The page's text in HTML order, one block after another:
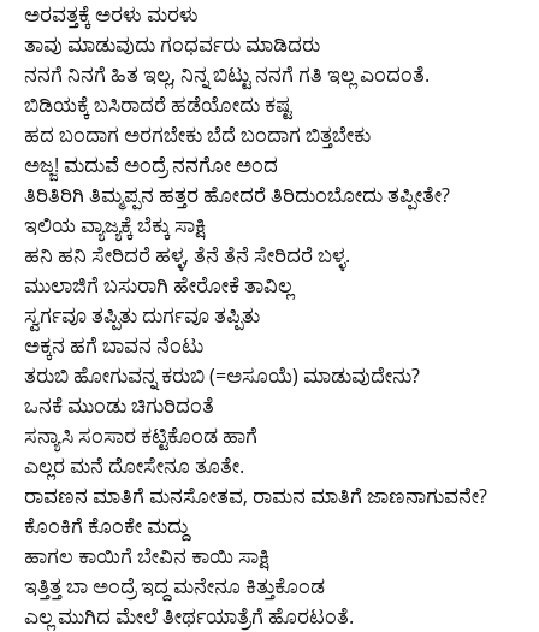
ಅರವತ್ತಕ್ಕೆ ಅರಳು ಮರಳು
ತಾವು ಮಾಡುವುದು ಗಂಧರ್ವರು ಮಾಡಿದರು
ನನಗೆ ನಿನಗೆ ಹಿತ ಇಲ್ಲ, ನಿನ್ನ ಬಿಟ್ಟು ನನಗೆ ಗತಿ ಇಲ್ಲ ಎಂದಂತೆ.
ಬಿಡಿಯಕ್ಕೆ ಬಸಿರಾದರೆ ಹಡೆಯೋದು ಕಷ್ಟ
ಹದ ಬಂದಾಗ ಅರಗಬೇಕು ಬೆದೆ ಬಂದಾಗ ಬಿತ್ತಬೇಕು
ಅಜ್ಜ! ಮದುವೆ ಅಂದ್ರೆ ನನಗೋ ಅಂದ
ತಿರಿತಿರಿಗಿ ತಿಮ್ಮಪ್ಪನ ಹತ್ತರ ಹೋದರೆ ತಿರಿದುಂಬೋದು ತಪ್ಪೀತೇ?
ಇಲಿಯ ವ್ಯಾಜ್ಯಕ್ಕೆ ಬೆಕ್ಕು ಸಾಕ್ಷಿ
ಹನಿ ಹನಿ ಸೇರಿದರೆ ಹಳ್ಳ, ತೆನೆ ತೆನೆ ಸೇರಿದರೆ ಬಳ್ಳ.
ಮುಲಾಜಿಗೆ ಬಸುರಾಗಿ ಹೇರೋಕೆ ತಾವಿಲ್ಲ
ಸ್ವರ್ಗವೂ ತಪ್ಪಿತು ದುರ್ಗವೂ ತಪ್ಪಿತು
ಅಕ್ಕನ ಹಗೆ ಬಾವನ ನೆಂಟು
ತರುಬಿ ಹೋಗುವನ್ನ ಕರುಬಿ (=ಅಸೂಯೆ) ಮಾಡುವುದೇನು?
ಒನಕೆ ಮುಂಡು ಚಿಗುರಿದಂತೆ
ಸನ್ಯಾಸಿ ಸಂಸಾರ ಕಟ್ಟಿಕೊಂಡ ಹಾಗೆ
ಎಲ್ಲರ ಮನೆ ದೋಸೇನೂ ತೂತೇ.
ರಾವಣನ ಮಾತಿಗೆ ಮನಸೋತವ, ರಾಮನ ಮಾತಿಗೆ ಜಾಣನಾಗುವನೇ?
ಕೊಂಕಿಗೆ ಕೊಂಕೇ ಮದ್ದು
ಹಾಗಲ ಕಾಯಿಗೆ ಬೇವಿನ ಕಾಯಿ ಸಾಕ್ಷಿ
ಇತ್ತಿತ್ತ ಬಾ ಅಂದ್ರೆ ಇದ್ದ ಮನೇನೂ ಕಿತ್ತುಕೊಂಡ
ಎಲ್ಲ ಮುಗಿದ ಮೇಲೆ ತೀರ್ಥಯಾತ್ರೆಗೆ ಹೊರಟಂತೆ.